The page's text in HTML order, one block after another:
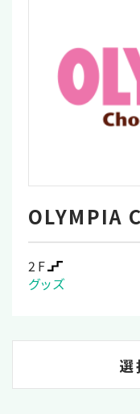
OLYMPIA
2F
グッズ
選